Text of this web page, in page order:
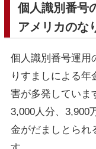
個人識別番号
アメリカのな
個人識別番号運用
りすましによる年
害が多発していま
3,000人分、3,900
金がだましとられ